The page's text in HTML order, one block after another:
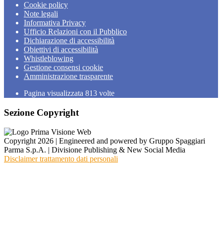
Cookie policy
Note legali
Informativa Privacy
Ufficio Relazioni con il Pubblico
Dichiarazione di accessibilità
Obiettivi di accessibilità
Whistleblowing
Gestione consensi cookie
Amministrazione trasparente
Pagina visualizzata 813 volte
Sezione Copyright
Copyright 2026 | Engineered and powered by Gruppo Spaggiari
Parma S.p.A. | Divisione Publishing & New Social Media
Disclaimer trattamento dati personali